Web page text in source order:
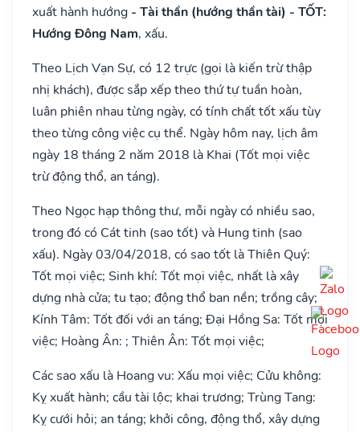
xuất hành hướng - Tài thần (hướng thần tài) - TỐT:
Hướng Đông Nam, xấu.
Theo Lịch Vạn Sự, có 12 trực (gọi là kiến trừ thập
nhị khách), được sắp xếp theo thứ tự tuần hoàn,
luân phiên nhau từng ngày, có tính chất tốt xấu tùy
theo từng công việc cụ thể. Ngày hôm nay, lịch âm
ngày 18 tháng 2 năm 2018 là Khai (Tốt mọi việc
trừ động thổ, an táng).
Theo Ngọc hạp thông thư, mỗi ngày có nhiều sao,
trong đó có Cát tinh (sao tốt) và Hung tinh (sao
xấu). Ngày 03/04/2018, có sao tốt là Thiên Quý:
Tốt mọi việc; Sinh khí: Tốt mọi việc, nhất là xây
dựng nhà cửa; tu tạo; động thổ ban nền; trồng cây;
Kính Tâm: Tốt đối với an táng; Đại Hồng Sa: Tốt mọi
việc; Hoàng Ân: ; Thiên Ân: Tốt mọi việc;
Các sao xấu là Hoang vu: Xấu mọi việc; Cửu không:
Kỵ xuất hành; cầu tài lộc; khai trương; Trùng Tang:
Kỵ cưới hỏi; an táng; khởi công, động thổ, xây dựng